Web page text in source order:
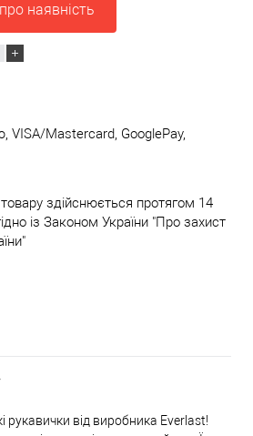
наявність
VISA/Mastercard, GooglePay,
здійснюється протягом 14
із Законом України "Про захист
рукавички від виробника Everlast!